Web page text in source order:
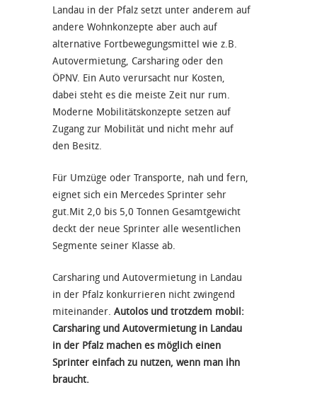
Landau in der Pfalz setzt unter anderem auf
andere Wohnkonzepte aber auch auf
alternative Fortbewegungsmittel wie z.B.
Autovermietung, Carsharing oder den
ÖPNV. Ein Auto verursacht nur Kosten,
dabei steht es die meiste Zeit nur rum.
Moderne Mobilitätskonzepte setzen auf
Zugang zur Mobilität und nicht mehr auf
den Besitz.
Für Umzüge oder Transporte, nah und fern,
eignet sich ein Mercedes Sprinter sehr
gut.Mit 2,0 bis 5,0 Tonnen Gesamtgewicht
deckt der neue Sprinter alle wesentlichen
Segmente seiner Klasse ab.
Carsharing und Autovermietung in Landau
in der Pfalz konkurrieren nicht zwingend
miteinander. Autolos und trotzdem mobil:
Carsharing und Autovermietung in Landau
in der Pfalz machen es möglich einen
Sprinter einfach zu nutzen, wenn man ihn
braucht.